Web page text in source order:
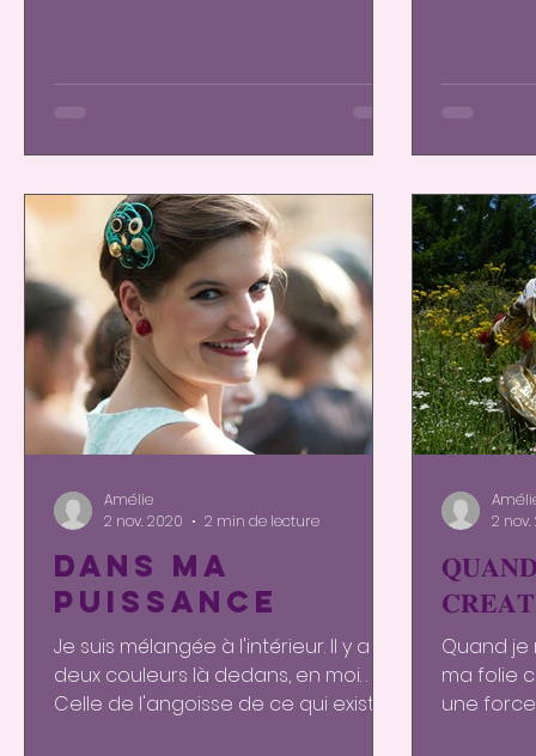
DANS MA
PUISSANCE
Je suis mélangée à l'intérieur. Il y a
deux couleurs là dedans, en moi. .
Celle de l'angoisse de ce qui existe
Amélie
2 nov. 2020
2 min de lecture
Quand
ma folie
une
2